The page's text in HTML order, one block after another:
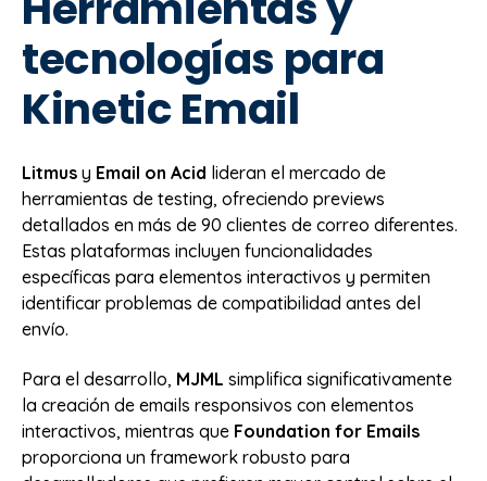
tecnologías para
Kinetic Email
Litmus y Email on Acid lideran el mercado de
herramientas de testing, ofreciendo previews
detallados en más de 90 clientes de correo diferentes.
Estas plataformas incluyen funcionalidades
específicas para elementos interactivos y permiten
identificar problemas de compatibilidad antes del
envío.
Para el desarrollo, MJML simplifica significativamente
la creación de emails responsivos con elementos
interactivos, mientras que Foundation for Emails
proporciona un framework robusto para